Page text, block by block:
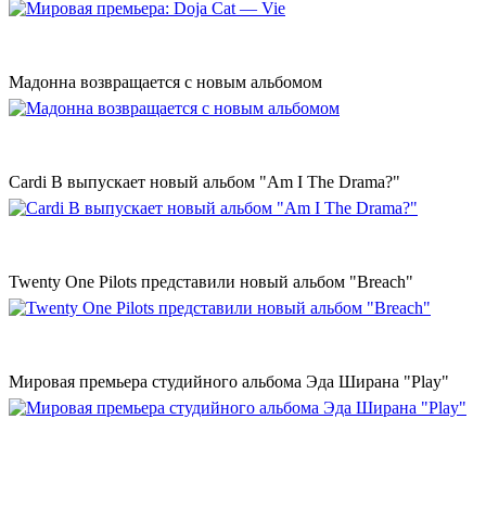
Мадонна возвращается с новым альбомом
Cardi B выпускает новый альбом "Am I The Drama?"
Twenty One Pilots представили новый альбом "Breach"
Мировая премьера студийного альбома Эда Ширана "Play"